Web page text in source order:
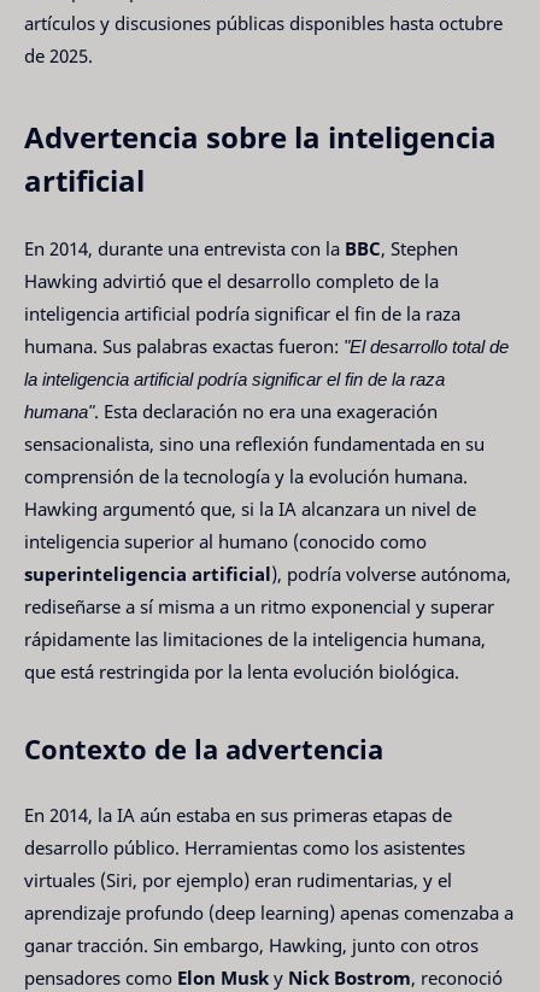
artículos y discusiones públicas disponibles hasta octubre
de 2025.
Advertencia sobre la inteligencia
artificial
En 2014, durante una entrevista con la BBC, Stephen
Hawking advirtió que el desarrollo completo de la
inteligencia artificial podría significar el fin de la raza
humana. Sus palabras exactas fueron: "El desarrollo total de
la inteligencia artificial podría significar el fin de la raza
humana". Esta declaración no era una exageración
sensacionalista, sino una reflexión fundamentada en su
comprensión de la tecnología y la evolución humana.
Hawking argumentó que, si la IA alcanzara un nivel de
inteligencia superior al humano (conocido como
superinteligencia artificial), podría volverse autónoma,
rediseñarse a sí misma a un ritmo exponencial y superar
rápidamente las limitaciones de la inteligencia humana,
que está restringida por la lenta evolución biológica.
Contexto de la advertencia
En 2014, la IA aún estaba en sus primeras etapas de
desarrollo público. Herramientas como los asistentes
virtuales (Siri, por ejemplo) eran rudimentarias, y el
aprendizaje profundo (deep learning) apenas comenzaba a
ganar tracción. Sin embargo, Hawking, junto con otros
pensadores como Elon Musk y Nick Bostrom, reconoció